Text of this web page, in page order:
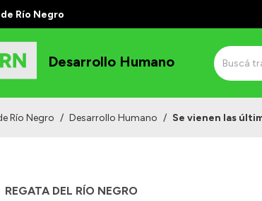
Río Negro
Desarrollo Humano
Río Negro / Desarrollo Humano / Se vienen las
REGATA DEL RÍO NEGRO